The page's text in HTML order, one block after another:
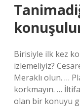
Birisiyle ilk kez
izlemeliyiz?
Meraklı olun. …
korkmayın. …
olan bir konuyu